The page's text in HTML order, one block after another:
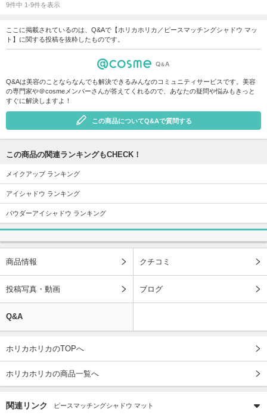
9件中 1-9件を表示
ここに掲載されているのは、Q&Aで【ホリカホリカ／ピースマッチングシャドウ マッ
ト】に関する投稿を抜粋したものです。
Q&Aは美容のことならなんでも解決できるみんなのコミュニティサービスです。美容
の専門家や＠cosmeメンバーさんが答えてくれるので、あなたの疑問や悩みもきっと
すぐに解決しますよ！
この商品についてQ&Aで質問する
この商品の関連ランキングもCHECK！
メイクアップ ランキング
アイシャドウ ランキング
パウダーアイシャドウ ランキング
商品情報 クチコミ
投稿写真・動画 ブログ
Q&A
ホリカホリカのTOPへ
ホリカホリカの商品一覧へ
関連リンク ピースマッチングシャドウ マット